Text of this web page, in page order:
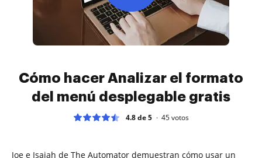
Cómo hacer Analizar el formato
del menú desplegable gratis
4.8 de 5 45votos
Joe e Isaiah de The Automator demuestran cómo usar un